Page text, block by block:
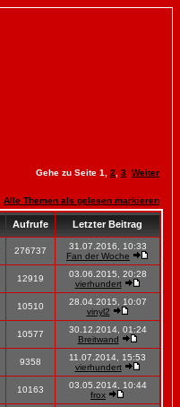
Gehe zu Seite 1 2 3 Weiter
Alle Themen als gelesen markieren
Aufrufe Letzter Beitrag
276737
31.07.2016, 10:33
Fan der Woche
12919
03.06.2015, 20:28
vierhundert
10510
28.04.2015, 10:07
vinyl2
10577
30.12.2014, 01:24
Breitwand
9358
11.07.2014, 15:53
vierhundert
10163
03.05.2014, 10:44
frox